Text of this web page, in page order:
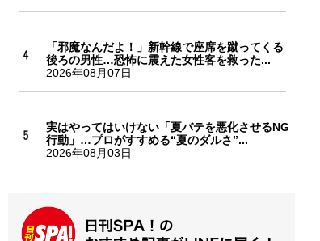
「邪魔なんだよ！」新幹線で座席を蹴ってくる
後ろの男性…恐怖に震えた女性客を救った...
2026年08月07日
実はやってはいけない「夏バテを悪化させるNG
行動」…プロがすすめる“夏のダルさ”...
2026年08月03日